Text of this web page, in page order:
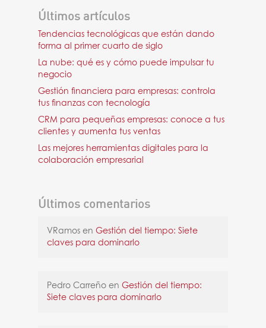
Últimos artículos
Tendencias tecnológicas que están dando
forma al primer cuarto de siglo
La nube: qué es y cómo puede impulsar tu
negocio
Gestión financiera para empresas: controla
tus finanzas con tecnología
CRM para pequeñas empresas: conoce a tus
clientes y aumenta tus ventas
Las mejores herramientas digitales para la
colaboración empresarial
Últimos comentarios
VRamos en Gestión del tiempo: Siete
claves para dominarlo
Pedro Carreño en Gestión del tiempo:
Siete claves para dominarlo